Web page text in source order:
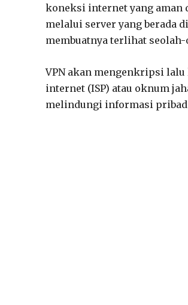
koneksi internet yang aman
melalui server yang berada
membuatnya terlihat
VPN akan mengenkripsi
internet (ISP) atau oknum
melindungi informasi